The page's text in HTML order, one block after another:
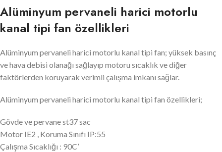
Alüminyum pervaneli harici motorlu
kanal tipi fan özellikleri
Alüminyum pervaneli harici motorlu kanal tipi fan; yüksek basınç
ve hava debisi olanağı sağlayıp motoru sıcaklık ve diğer
faktörlerden koruyarak verimli çalışma imkanı sağlar.
Alüminyum pervaneli harici motorlu kanal tipi fan özellikleri;
Gövde ve pervane st37 sac
Motor IE2 , Koruma Sınıfı IP:55
Çalışma Sıcaklığı : 90C’